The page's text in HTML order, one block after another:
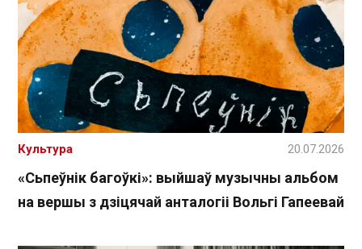
«Сьпеўнік багоўкі»: выйшаў музычны альбом
на вершы з дзіцячай анталогіі Вольгі Гапеевай
Культура 20.07.2026